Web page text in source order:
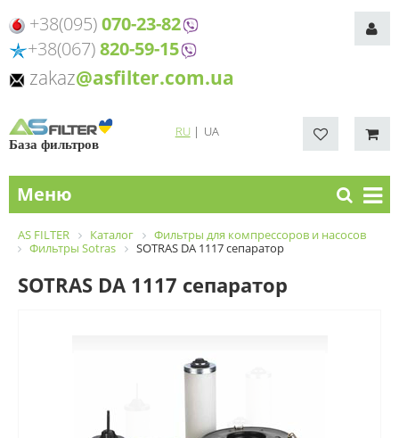
+38(095)070-23-82
+38(067)820-59-15
zakaz@asfilter.com.ua
База фильтров
RU| UA
Меню
AS FILTER Каталог
Фильтры для компрессоров и насосов
Фильтры Sotras
SOTRAS DA 1117 сепаратор
SOTRAS DA 1117 сепаратор